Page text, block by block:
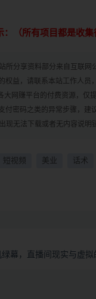
：（所有项目都是收
所分享资料部分来自互联
权益，请联系本站工作人员
大网赚平台的付费资源，仅
付密码之类的异常步骤，建
现无法下载或者无内容说明
短视频 美业 话术
绿幕，直播间现实与虚